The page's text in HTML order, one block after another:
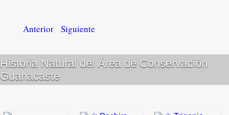
Anterior Siguiente
Historia Natural del Área de Conservación
Guanacaste